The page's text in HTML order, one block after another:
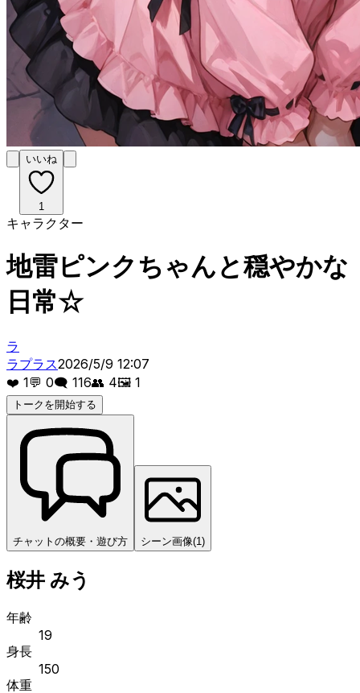
いいね
1
キャラクター
地雷ピンクちゃんと穏やかな
日常☆
ラ
ラプラス2026/5/9 12:07
❤️ 1💬 0🗨️ 116👥 4🖼️ 1
トークを開始する
チャットの概要・遊び方 シーン画像(1)
桜井 みう
年齢
19
身長
150
体重